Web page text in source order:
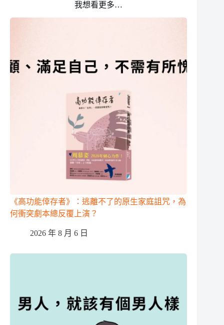
我想看更多…
《高功能倖存者》：逃離不了的原生家庭詛咒，為
何衝突劇本總反覆上演？
2026 年 8 月 6 日